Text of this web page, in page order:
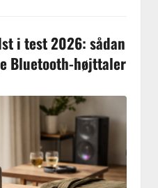
i test 2026: sådan
Bluetooth-højttaler